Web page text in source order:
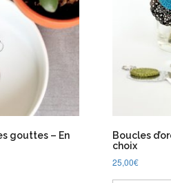
gouttes – En
Boucles
choix
25,00€